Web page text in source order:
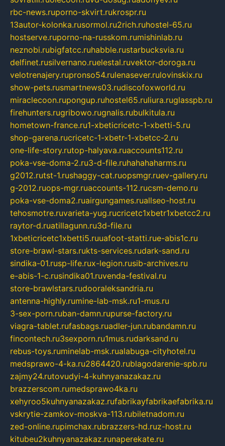
rbc-news.ruporno-skvirt.rukrospr.ru
13autor-kolonka.rusormol.ru2rich.ruhostel-65.ru
hostserve.ruporno-na-russkom.rumishinlab.ru
neznobi.rubigfatcc.ruhabble.rustarbucksvia.ru
delfinet.rusilvernano.ruelestal.ruvektor-doroga.ru
velotrenajery.rupronso54.rulenasever.rulovinskix.ru
show-pets.rusmartnews03.rudiscofoxworld.ru
miraclecoon.rupongup.ruhostel65.ruliura.ruglasspb.ru
firehunters.rugribowo.rugnalis.rubulkitula.ru
hometown-france.ru1-xbeticricetc-1-xbetti-5.ru
shop-garena.rucricetc-1-xbetr-1-xbetcc-2.ru
one-life-story.rutop-halyava.ruaccounts112.ru
poka-vse-doma-2.ru3-d-file.ruhahahaharms.ru
g2012.rutst-1.rushaggy-cat.ruopsmgr.ruev-gallery.ru
g-2012.ruops-mgr.ruaccounts-112.rucsm-demo.ru
poka-vse-doma2.ruairgungames.ruallseo-host.ru
tehosmotre.ruvarieta-yug.rucricetc1xbetr1xbetcc2.ru
raytor-d.ruatillagunn.ru3d-file.ru
1xbeticricetc1xbetti5.ruuafoot-statti.rue-abis1c.ru
store-brawl-stars.rukts-services.rudark-sand.ru
sindika-01.rusp-life.rux-legion.rusib-archives.ru
e-abis-1-c.rusindika01.ruvenda-festival.ru
store-brawlstars.rudooraleksandria.ru
antenna-highly.rumine-lab-msk.ru1-mus.ru
3-sex-porn.ruban-damn.rupurse-factory.ru
viagra-tablet.rufasbags.ruadler-jun.rubandamn.ru
fincontech.ru3sexporn.ru1mus.rudarksand.ru
rebus-toys.ruminelab-msk.rualabuga-cityhotel.ru
medsprawo-4-ka.ru2864420.rublagodarenie-spb.ru
zajmy24.rutovudyi-4-kuhnyanazakaz.ru
brazzerscom.rumedsprawo4ka.ru
xehyroo5kuhnyanazakaz.rufabrikayfabrikaefabrika.ru
vskrytie-zamkov-moskva-113.rubiletnadom.ru
zed-online.rupimchax.rubrazzers-hd.ruz-host.ru
kitubeu2kuhnyanazakaz.runaperekate.ru